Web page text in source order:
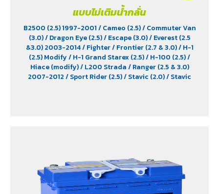
แบบไม่เติมน้ำกลั่น
B2500 (2.5) 1997-2001/ Cameo (2.5)/ Commuter Van
(3.0)/ Dragon Eye (2.5)/ Escape (3.0)/ Everest (2.5
&3.0) 2003-2014/ Fighter/ Frontier (2.7 & 3.0)/ H-1
(2.5) Modify/ H-1 Grand Starex (2.5)/ H-100 (2.5)/
Hiace (modify)/ L200 Strada/ Ranger (2.5 & 3.0)
2007-2012/ Sport Rider (2.5)/ Stavic (2.0)/ Stavic